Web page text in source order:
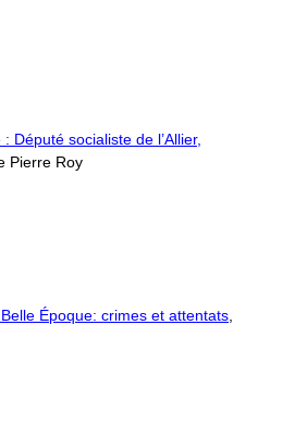
Député socialiste de l’Allier,
Pierre Roy
Époque: crimes et attentats